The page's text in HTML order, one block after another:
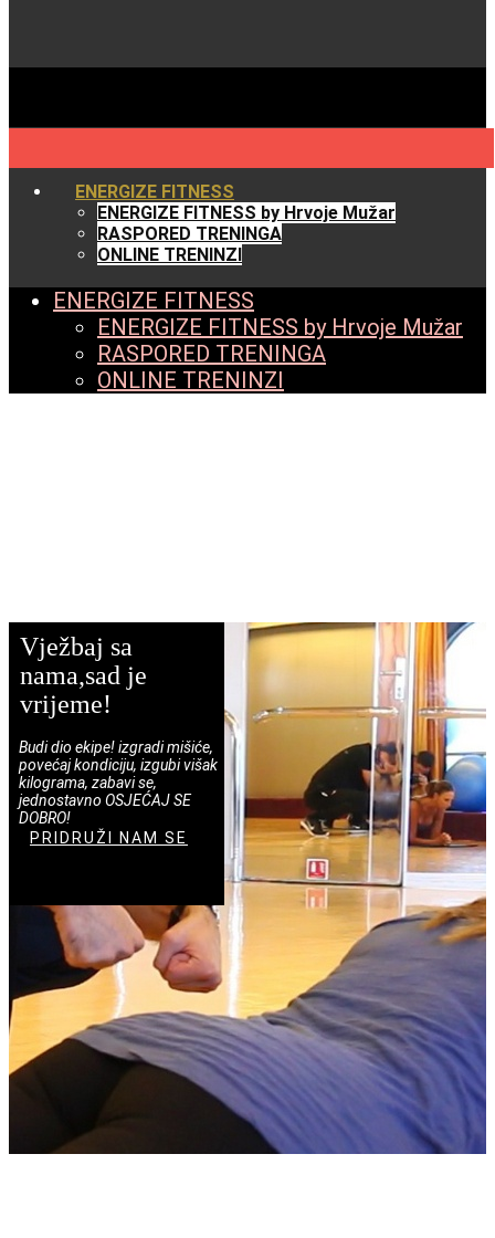
ENERGIZE FITNESS
ENERGIZE FITNESS by Hrvoje Mužar
RASPORED TRENINGA
ONLINE TRENINZI
ENERGIZE FITNESS
ENERGIZE FITNESS by Hrvoje Mužar
RASPORED TRENINGA
ONLINE TRENINZI
Vježbaj sa
nama,sad je
vrijeme!
Budi dio ekipe! izgradi mišiće,
povećaj kondiciju, izgubi višak
kilograma, zabavi se,
jednostavno OSJEĆAJ SE
DOBRO!
PRIDRUŽI NAM SE